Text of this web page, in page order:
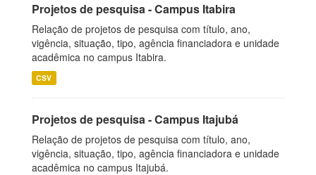
Projetos de pesquisa - Campus Itabira
Relação de projetos de pesquisa com título, ano,
vigência, situação, tipo, agência financiadora e unidade
acadêmica no campus Itabira.
CSV
Projetos de pesquisa - Campus Itajubá
Relação de projetos de pesquisa com título, ano,
vigência, situação, tipo, agência financiadora e unidade
acadêmica no campus Itajubá.